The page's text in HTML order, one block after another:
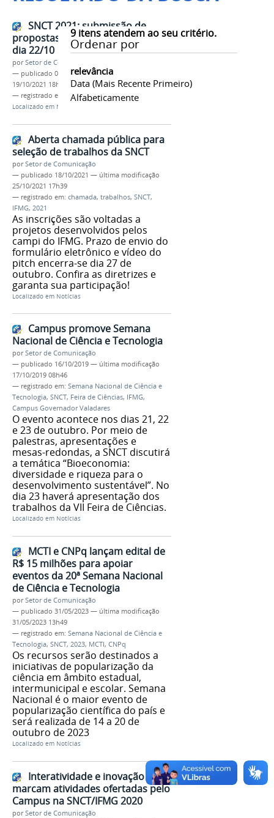
9itens atendem ao seu critério.
Ordenar por
relevância
Data (mais Recente Primeiro)
Alfabeticamente
SNCT 2021: submissão de
propostas de atividades vão até
dia 22/10
porSetor de Comunicação
— publicado 05/10/2021—última modificação
19/10/2021 18h16
— registrado em:
SNCT,2021,IFMG
Localizado em Notícias
Aberta chamada pública para
seleção de trabalhos da SNCT
porSetor de Comunicação
— publicado 18/10/2021 — última modificação
25/10/2021 17h39
— registrado em: chamada, trabalhos, SNCT,
IFMG, 2021
As inscrições são voltadas a
projetos desenvolvidos pelos
campi do IFMG. Prazo de envio do
formulário eletrônico e vídeo do
pitch encerra-se dia 27 de
outubro. Confira as diretrizes e
garanta sua participação!
Localizado em Notícias
Campus promove Semana
Nacional de Ciência e Tecnologia
porSetor de Comunicação
— publicado 16/10/2019 — última modificação
17/10/2019 08h46
— registrado em: Semana Nacional de Ciência e
Tecnologia, SNCT, Feira de Ciências, IFMG,
Campus Governador Valadares
O evento acontece nos dias 21, 22
e 23 de outubro. Por meio de
palestras, apresentações e
mesas-redondas, a SNCT discutirá
a temática “Bioeconomia:
diversidade e riqueza para o
desenvolvimento sustentável”. No
dia 23 haverá apresentação dos
trabalhos da VII Feira de Ciências.
Localizado em Notícias
MCTI e CNPq lançam edital de
R$ 15 milhões para apoiar
eventos da 20ª Semana Nacional
de Ciência e Tecnologia
porSetor de Comunicação
— publicado 31/05/2023 — última modificação
31/05/2023 13h49
— registrado em: Semana Nacional de Ciência e
Tecnologia, SNCT, 2023, MCTI, CNPq
Os recursos serão destinados a
iniciativas de popularização da
ciência em âmbito estadual,
intermunicipal e escolar. Semana
Nacional é o maior evento de
popularização científica do país e
será realizada de 14 a 20 de
outubro de 2023
Localizado em Notícias
Interatividade e inovação
marcam atividades ofertadas pelo
Campus na SNCT/IFMG 2020
porSetor de Comunicação